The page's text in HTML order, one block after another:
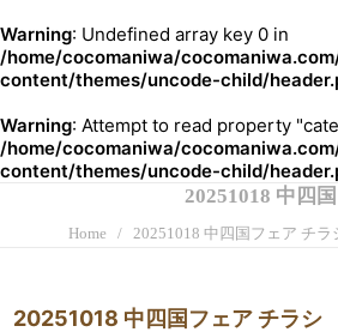
Warning: Undefined array key 0 in
/home/cocomaniwa/
content/themes/uncode-child/
Warning: Attempt to read property
/home/cocomaniwa/
content/themes/uncode-child/
20251018 中四
Home 20251018 中四国フェア チラ
20251018 中四国フェア チラシ